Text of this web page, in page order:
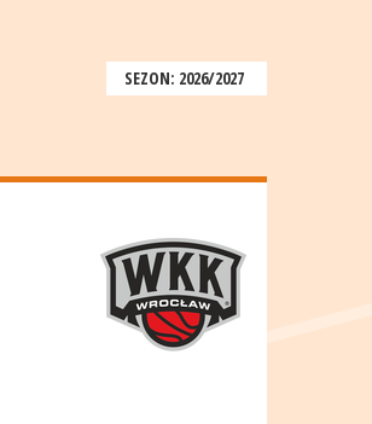
SEZON: 2026/2027